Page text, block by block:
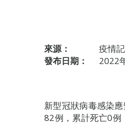
來源：
疫情
發布日期：
2022
新型冠狀病毒感染
82例，累計死亡0例